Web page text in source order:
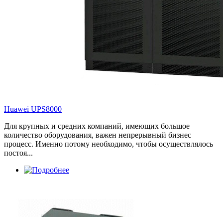
Huawei UPS8000
Для крупных и средних компаний, имеющих большое
количество оборудования, важен непрерывный бизнес
процесс. Именно потому необходимо, чтобы осуществлялось
постоя...